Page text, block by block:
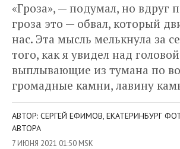
«Гроза», — подумал, но вдруг
гроза это — обвал, который
нас. Эта мысль мелькнула за
того, как я увидел над головой
выплывающие из тумана по
громадные камни, лавину
АВТОР: СЕРГЕЙ ЕФИМОВ, ЕКАТЕРИНБУРГ
АВТОРА
7 ИЮНЯ 2021 01:50 MSK